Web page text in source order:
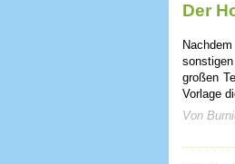
Der
großen
Vorlage
Von